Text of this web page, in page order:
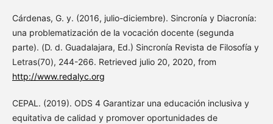
Cárdenas, G. y. (2016, julio-diciembre). Sincronía y Diacronía:
una problematización de la vocación docente (segunda
parte). (D. d. Guadalajara, Ed.) Sincronía Revista de Filosofía y
Letras(70), 244-266. Retrieved julio 20, 2020, from
http://www.redalyc.org
CEPAL. (2019). ODS 4 Garantizar una educación inclusiva y
equitativa de calidad y promover oportunidades de